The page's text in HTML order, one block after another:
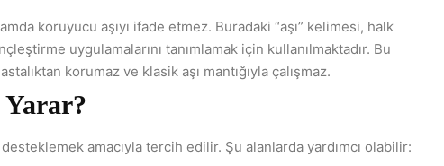
koruyucu aşıyı ifade etmez. Buradaki “aşı” kelimesi, halk
uygulamalarını tanımlamak için kullanılmaktadır. Bu
korumaz ve klasik aşı mantığıyla çalışmaz.
Yarar?
amacıyla tercih edilir. Şu alanlarda yardımcı olabilir: